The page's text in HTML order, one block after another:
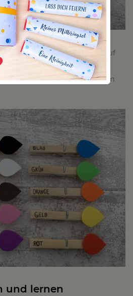
auf das Moosgummi auf
Danach werden sie mit
befestigt und mit dem
und lernen